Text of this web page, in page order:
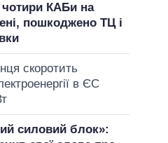
чотири КАБи на
пошкоджено ТЦ і
скоротить
в ЄС
силовий блок»: